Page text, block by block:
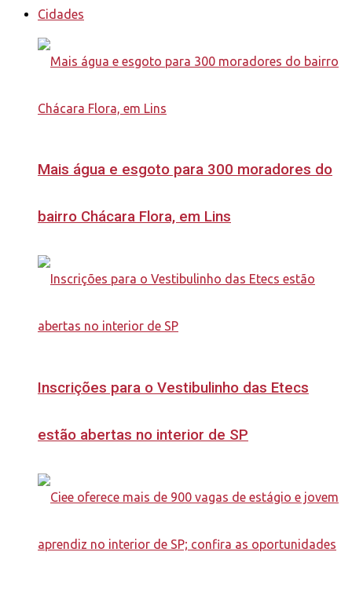
Cidades
Mais água e esgoto para 300 moradores do
bairro Chácara Flora, em Lins
Inscrições para o Vestibulinho das Etecs
estão abertas no interior de SP